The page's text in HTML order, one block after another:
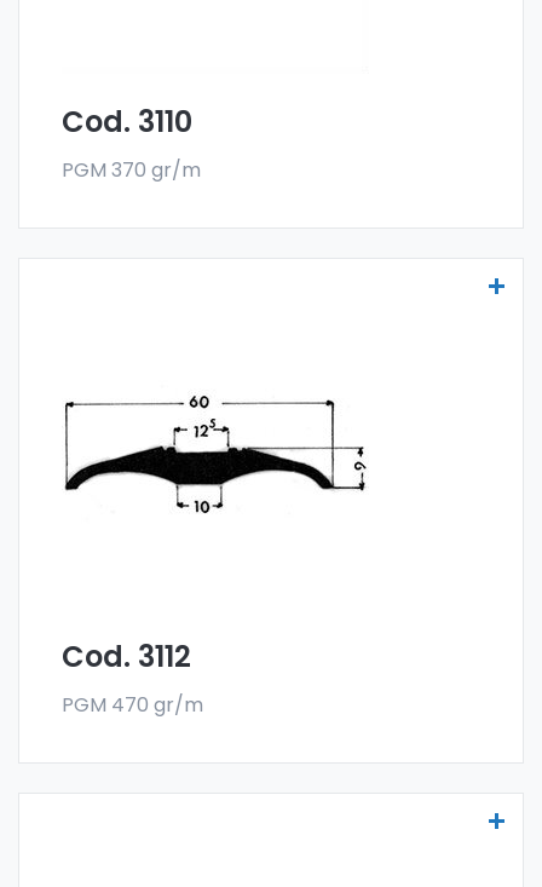
Cod. 3110
PGM 370 gr/m
Cod. 3112
PGM 470 gr/m
con la especial aleación 6060 y se venden
en el formato en barra. El pedido mínimo es
de 300 kg.